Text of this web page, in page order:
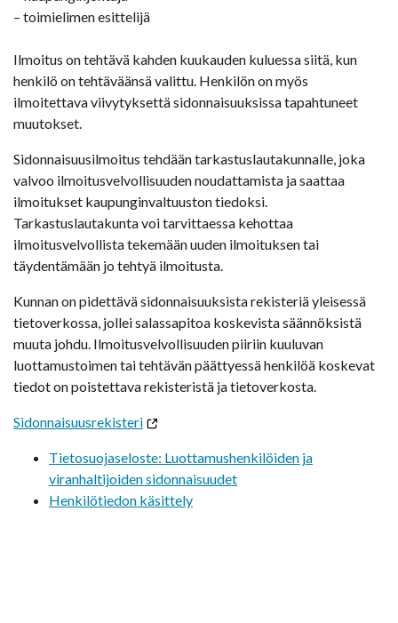
– toimielimen esittelijä
Ilmoitus on tehtävä kahden kuukauden kuluessa siitä, kun
henkilö on tehtäväänsä valittu. Henkilön on myös
ilmoitettava viivytyksettä sidonnaisuuksissa tapahtuneet
muutokset.
Sidonnaisuusilmoitus tehdään tarkastuslautakunnalle, joka
valvoo ilmoitusvelvollisuuden noudattamista ja saattaa
ilmoitukset kaupunginvaltuuston tiedoksi.
Tarkastuslautakunta voi tarvittaessa kehottaa
ilmoitusvelvollista tekemään uuden ilmoituksen tai
täydentämään jo tehtyä ilmoitusta.
Kunnan on pidettävä sidonnaisuuksista rekisteriä yleisessä
tietoverkossa, jollei salassapitoa koskevista säännöksistä
muuta johdu. Ilmoitusvelvollisuuden piiriin kuuluvan
luottamustoimen tai tehtävän päättyessä henkilöä koskevat
tiedot on poistettava rekisteristä ja tietoverkosta.
Sidonnaisuusrekisteri
Tietosuojaseloste: Luottamushenkilöiden ja
viranhaltijoiden sidonnaisuudet
Henkilötiedon käsittely